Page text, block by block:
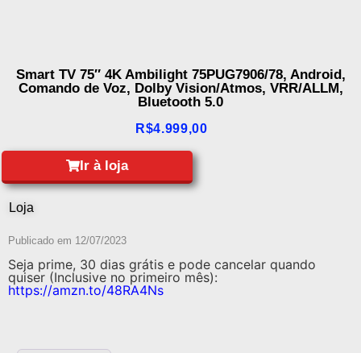
Smart TV 75″ 4K Ambilight 75PUG7906/78, Android,
Comando de Voz, Dolby Vision/Atmos, VRR/ALLM,
Bluetooth 5.0
R$4.999,00
Ir à loja
Loja
Publicado em 12/07/2023
Seja prime, 30 dias grátis e pode cancelar quando
quiser (Inclusive no primeiro mês):
https://amzn.to/48RA4Ns